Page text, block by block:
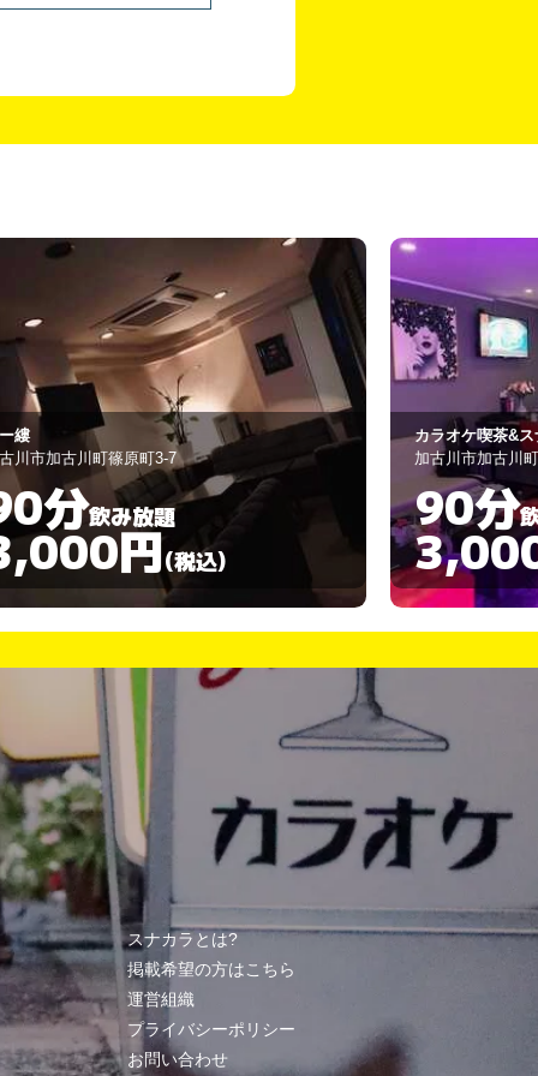
オケ喫茶&スナック CaVa
川市加古川町寺家町654
分飲み放題
円(税込)
スナック あい
高砂市高砂町浜
60分
スナカラとは?
掲載希望の方はこちら
運営組織
プライバシーポリシー
お問い合わせ